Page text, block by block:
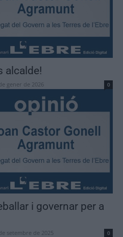
alcalde!
gener de 2026 0
i governar per a
setembre de 2025 0